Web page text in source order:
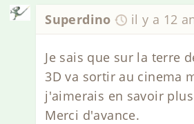
Superdino
il y a 12
Je sais que sur la terre
3D va sortir au cinema
j'aimerais en savoir
Merci d'avance.